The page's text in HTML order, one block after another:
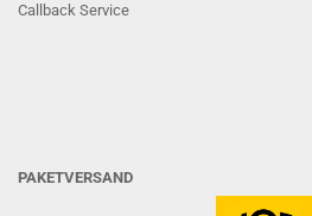
Callback Service
PAKETVERSAND